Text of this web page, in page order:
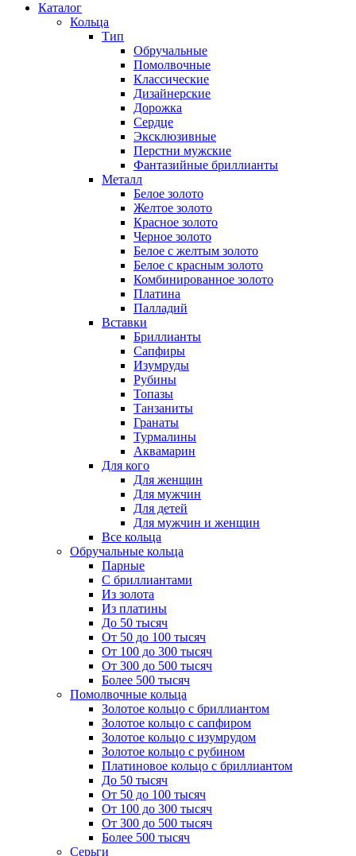
Каталог
Кольца
Тип
Обручальные
Помолвочные
Классические
Дизайнерские
Дорожка
Сердце
Эксклюзивные
Перстни мужские
Фантазийные бриллианты
Металл
Белое золото
Желтое золото
Красное золото
Черное золото
Белое с желтым золото
Белое с красным золото
Комбинированное золото
Платина
Палладий
Вставки
Бриллианты
Сапфиры
Изумруды
Рубины
Топазы
Танзаниты
Гранаты
Турмалины
Аквамарин
Для кого
Для женщин
Для мужчин
Для детей
Для мужчин и женщин
Все кольца
Обручальные кольца
Парные
С бриллиантами
Из золота
Из платины
До 50 тысяч
От 50 до 100 тысяч
От 100 до 300 тысяч
От 300 до 500 тысяч
Более 500 тысяч
Помолвочные кольца
Золотое кольцо с бриллиантом
Золотое кольцо с сапфиром
Золотое кольцо с изумрудом
Золотое кольцо с рубином
Платиновое кольцо с бриллиантом
До 50 тысяч
От 50 до 100 тысяч
От 100 до 300 тысяч
От 300 до 500 тысяч
Более 500 тысяч
Серьги